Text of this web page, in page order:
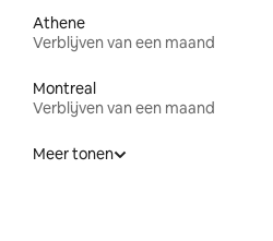
Athene
Verblijven van een maand
Montreal
Verblijven van een maand
Meer tonen